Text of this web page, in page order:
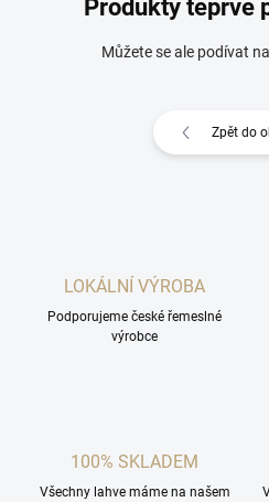
Produkty teprve
Můžete se ale podívat
Zpět do
LOKÁLNÍ VÝROBA
Podporujeme české řemeslné
výrobce
100% SKLADEM
Všechny lahve máme na našem